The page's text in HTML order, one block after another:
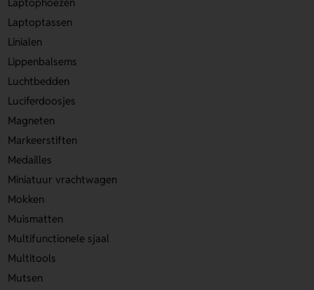
Laptoptassen
Linialen
Lippenbalsems
Luchtbedden
Luciferdoosjes
Magneten
Markeerstiften
Medailles
Miniatuur vrachtwagen
Mokken
Muismatten
Multifunctionele sjaal
Multitools
Mutsen